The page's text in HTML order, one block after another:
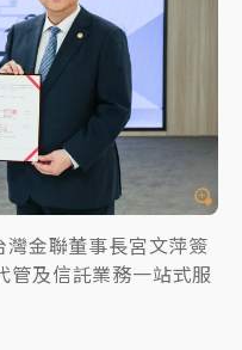
線上預約開賣一度塞車
檢抗告成功 今重開羈
轟3天 「紅到發紫」降
金聯董事長宮文萍簽
管及信託業務一站式服